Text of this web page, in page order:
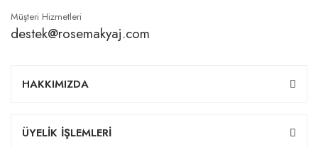
Müşteri Hizmetleri
destek@rosemakyaj.com
HAKKIMIZDA
ÜYELİK İŞLEMLERİ